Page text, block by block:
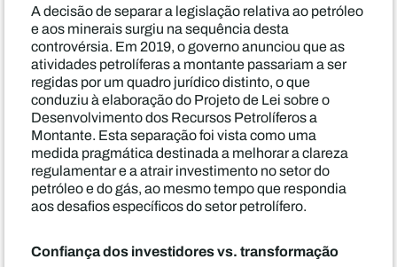
A decisão de separar a legislação relativa ao petróleo
e aos minerais surgiu na sequência desta
controvérsia. Em 2019, o governo anunciou que as
atividades petrolíferas a montante passariam a ser
regidas por um quadro jurídico distinto, o que
conduziu à elaboração do Projeto de Lei sobre o
Desenvolvimento dos Recursos Petrolíferos a
Montante. Esta separação foi vista como uma
medida pragmática destinada a melhorar a clareza
regulamentar e a atrair investimento no setor do
petróleo e do gás, ao mesmo tempo que respondia
aos desafios específicos do setor petrolífero.
Confiança dos investidores vs. transformação